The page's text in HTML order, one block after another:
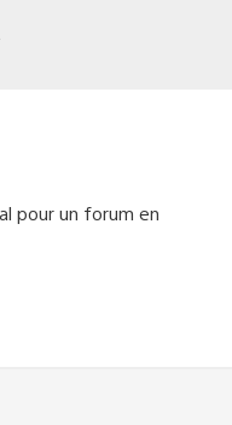
pour un forum en